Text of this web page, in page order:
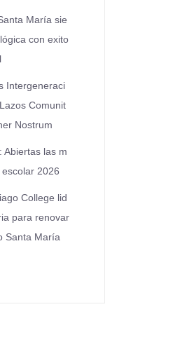
María sie
con exito
Intergeneraci
Comunit
Nostrum
Abiertas las m
2026
College lid
para renovar
Santa María